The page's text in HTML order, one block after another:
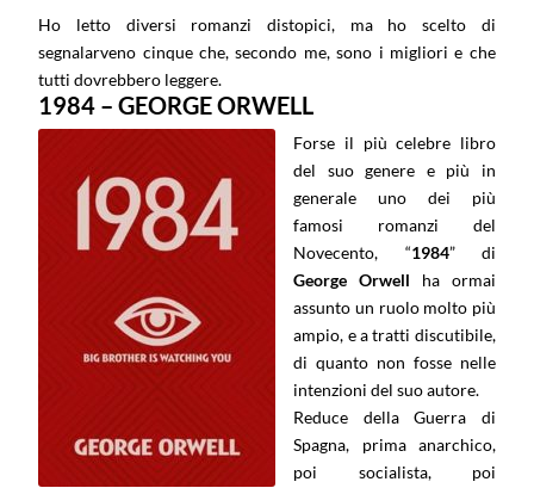
Ho letto diversi romanzi distopici, ma ho scelto di
segnalarveno cinque che, secondo me, sono i migliori e che
tutti dovrebbero leggere.
1984 – GEORGE ORWELL
Forse il più celebre libro
del suo genere e più in
generale uno dei più
famosi romanzi del
Novecento, “1984” di
George Orwell ha ormai
assunto un ruolo molto più
ampio, e a tratti discutibile,
di quanto non fosse nelle
intenzioni del suo autore.
Reduce della Guerra di
Spagna, prima anarchico,
poi socialista, poi